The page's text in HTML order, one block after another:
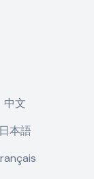
中文
日本語